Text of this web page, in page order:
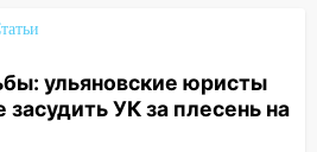
обращении с
«льготниках»: в
перевозчик
схему с чужими
ульяновские юристы
УК за плесень на